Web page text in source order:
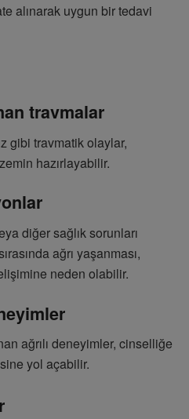
alınarak uygun bir tedavi
travmalar
gibi travmatik olaylar,
hazırlayabilir.
diğer sağlık sorunları
ağrı yaşanması,
neden olabilir.
ağrılı deneyimler, cinselliğe
yol açabilir.